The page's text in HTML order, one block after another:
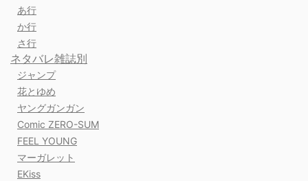
あ行
か行
さ行
ネタバレ雑誌別
ジャンプ
花とゆめ
ヤングガンガン
Comic ZERO-SUM
FEEL YOUNG
マーガレット
EKiss